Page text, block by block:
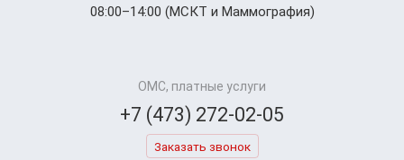
08:00–14:00 (МСКТ и Маммография)
ОМС, платные услуги
+7 (473) 272-02-05
Заказать звонок